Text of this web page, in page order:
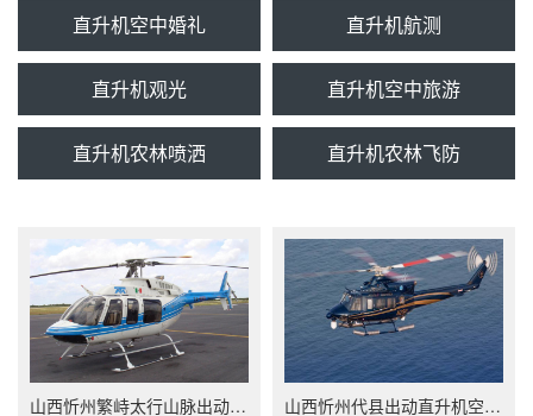
直升机空中婚礼 直升机航测
直升机观光 直升机空中旅游
直升机农林喷洒 直升机农林飞防
山西忻州繁峙太行山脉出动直升机禁毒 山西忻州代县出动直升机空中禁毒